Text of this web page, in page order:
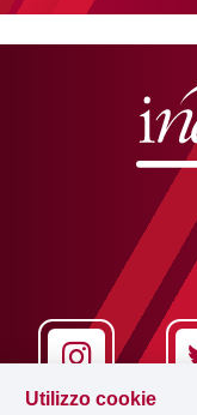
Utilizzo cookie